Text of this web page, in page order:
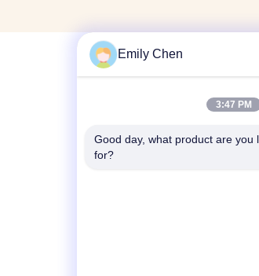
Contactez rapidement
Télégramme
Emily Chen
3:47 PM
Good day, what product are you
for?